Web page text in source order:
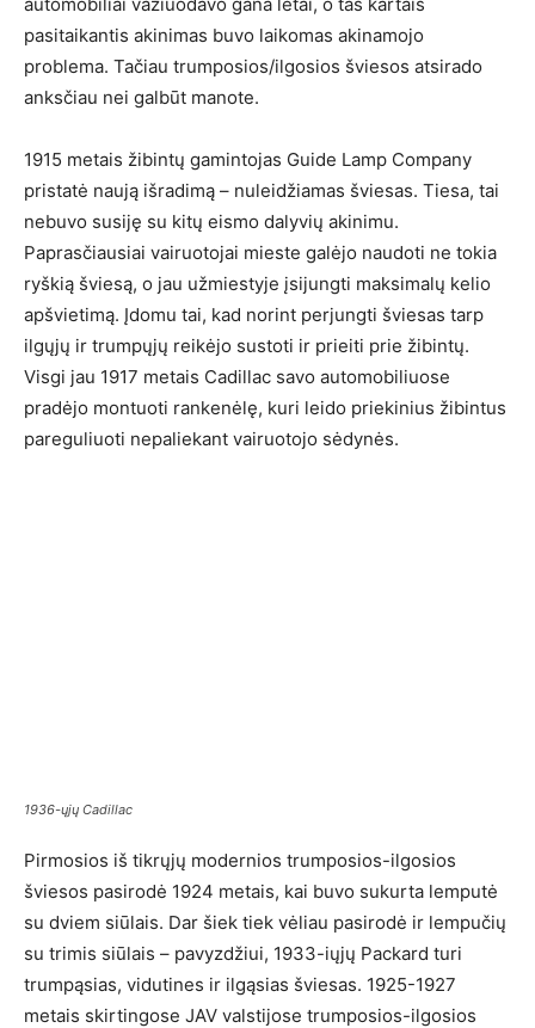
pasitaikantis akinimas buvo laikomas akinamojo
problema. Tačiau trumposios/ilgosios šviesos atsirado
anksčiau nei galbūt manote.
1915 metais žibintų gamintojas Guide Lamp Company
pristatė naują išradimą – nuleidžiamas šviesas. Tiesa, tai
nebuvo susiję su kitų eismo dalyvių akinimu.
Paprasčiausiai vairuotojai mieste galėjo naudoti ne tokia
ryškią šviesą, o jau užmiestyje įsijungti maksimalų kelio
apšvietimą. Įdomu tai, kad norint perjungti šviesas tarp
ilgųjų ir trumpųjų reikėjo sustoti ir prieiti prie žibintų.
Visgi jau 1917 metais Cadillac savo automobiliuose
pradėjo montuoti rankenėlę, kuri leido priekinius žibintus
pareguliuoti nepaliekant vairuotojo sėdynės.
1936-ųjų Cadillac
Pirmosios iš tikrųjų modernios trumposios-ilgosios
šviesos pasirodė 1924 metais, kai buvo sukurta lemputė
su dviem siūlais. Dar šiek tiek vėliau pasirodė ir lempučių
su trimis siūlais – pavyzdžiui, 1933-iųjų Packard turi
trumpąsias, vidutines ir ilgąsias šviesas. 1925-1927
metais skirtingose JAV valstijose trumposios-ilgosios